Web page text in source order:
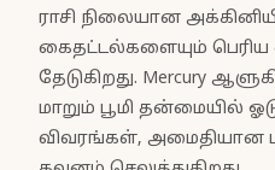
ராசி நிலையான
கைதட்டல்களையும்
தேடுகிறது. Mercury
மாறும் பூமி தன்மையில்
விவரங்கள், அமைதியான